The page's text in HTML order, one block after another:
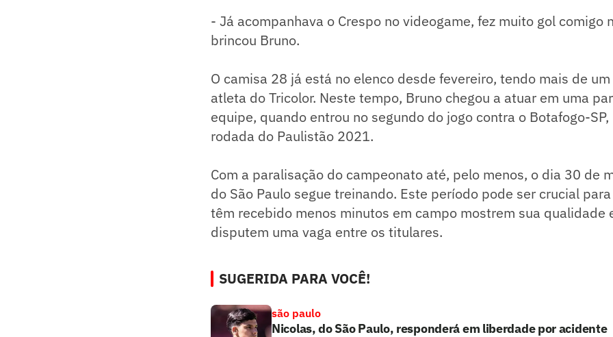
- Já acompanhava o Crespo no videogame, fez muito gol comigo
brincou Bruno.
O camisa 28 já está no elenco desde fevereiro, tendo mais de
atleta do Tricolor. Neste tempo, Bruno chegou a atuar em uma
equipe, quando entrou no segundo do jogo contra o Botafogo-
rodada do Paulistão 2021.
Com a paralisação do campeonato até, pelo menos, o dia 30 de
do São Paulo segue treinando. Este período pode ser crucial
têm recebido menos minutos em campo mostrem sua qualidade
disputem uma vaga entre os titulares.
SUGERIDA PARA VOCÊ!
são paulo
Nicolas, do São Paulo, responderá em liberdade por acidente